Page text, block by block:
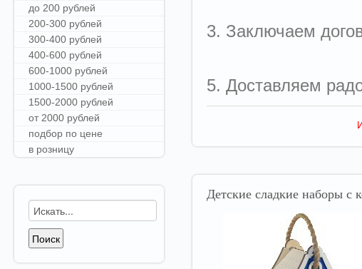
3. Заключаем
5. Доставляем
Детские сладкие наборы с
до 200 рублей
200-300 рублей
300-400 рублей
400-600 рублей
600-1000 рублей
1000-1500 рублей
1500-2000 рублей
от 2000 рублей
подбор по цене
в розницу